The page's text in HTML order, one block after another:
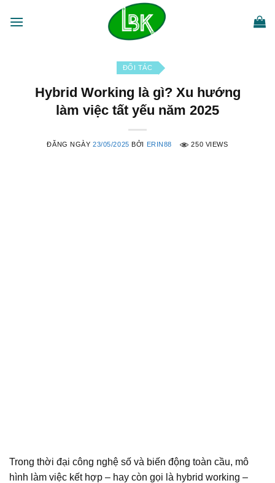
qua
ĐỐI TÁC
Hybrid Working là gì? Xu hướng
làm việc tất yếu năm 2025
ĐĂNG NGÀY23/05/2025 BỞI ERIN88 250 VIEWS
Trong thời đại công nghệ số và biến động toàn cầu, mô
hình làm việc kết hợp – hay còn gọi là hybrid working –